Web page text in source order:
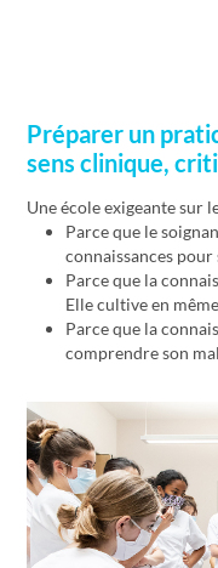
Préparer un
sens clinique,
Une école exigeante sur
Parce que le
connaissances
Parce que la
Elle cultive en
Parce que la
comprendre son